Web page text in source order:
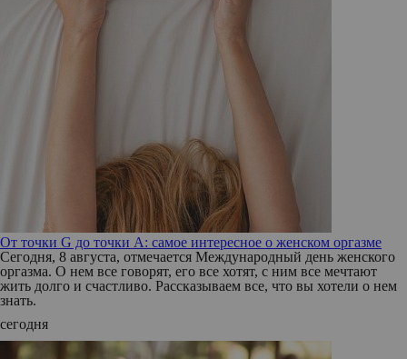
От точки G до точки A: самое интересное о женском оргазме
Сегодня, 8 августа, отмечается Международный день женского
оргазма. О нем все говорят, его все хотят, с ним все мечтают
жить долго и счастливо. Рассказываем все, что вы хотели о нем
знать.
сегодня